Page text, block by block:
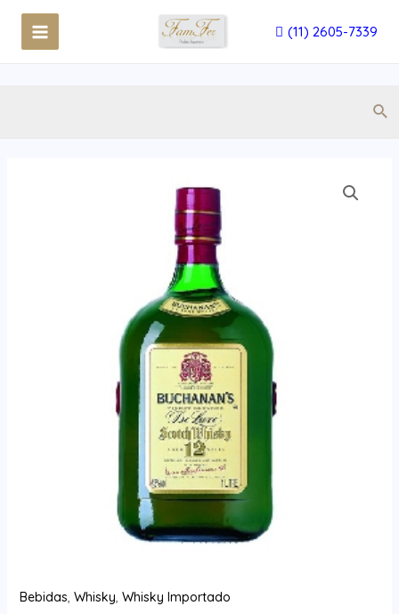
(11) 2605-7339
Bebidas, Whisky, Whisky Importado